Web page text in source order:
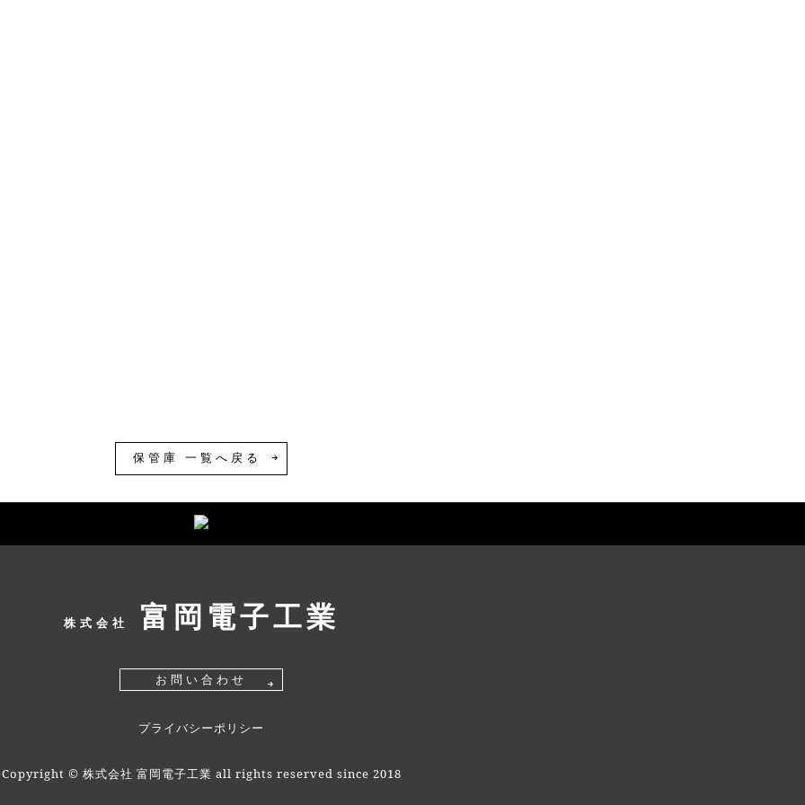
保管庫 一覧へ戻る
株式会社 富岡電子工業
お問い合わせ
プライバシーポリシー
Copyright © 株式会社 富岡電子工業 all rights reserved since 2018